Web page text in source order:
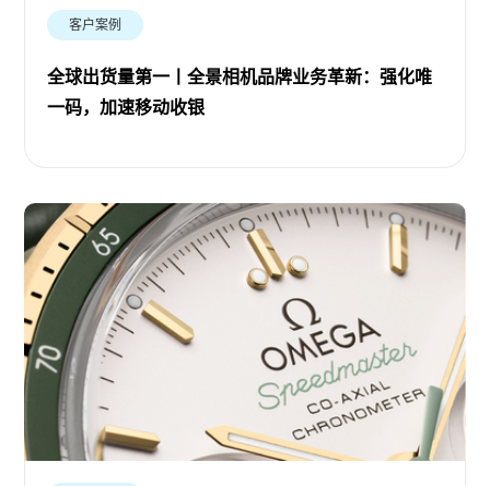
客户案例
全球出货量第一丨全景相机品牌业务革新：强化唯
一码，加速移动收银